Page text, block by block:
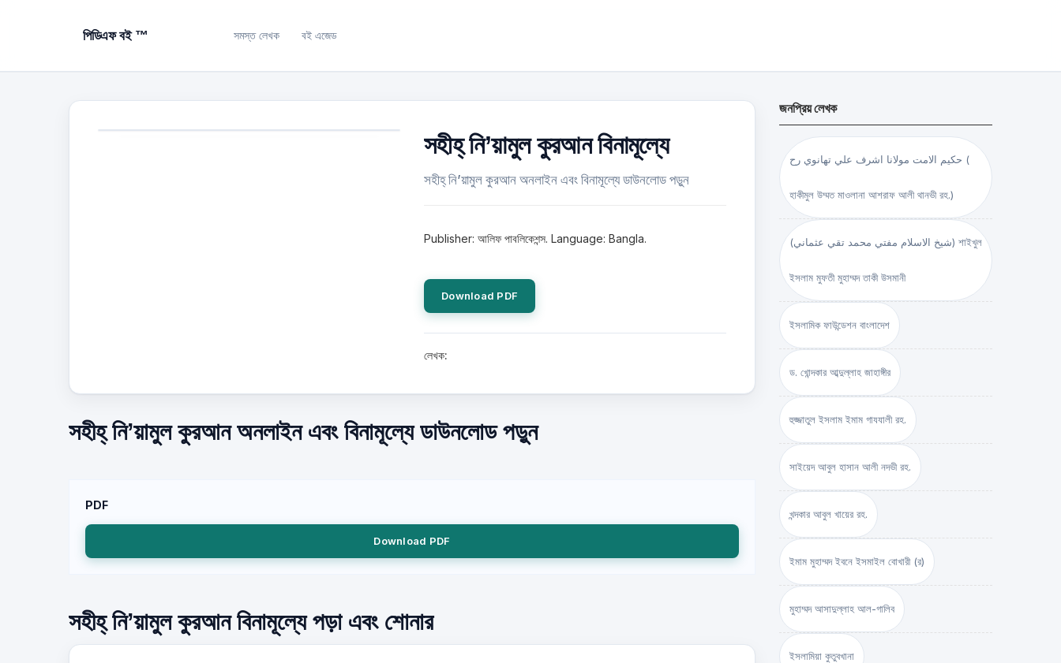
পিডিএফ বই ™ সমস্ত লেখক বই এজেড
সহীহ্‌ নি’য়ামুল কুরআন বিনামূল্যে
সহীহ্‌ নি’য়ামুল কুরআন অনলাইন এবং বিনামূল্যে ডাউনলোড পড়ুন
Publisher: আলিফ পাবলিকেশন্স. Language: Bangla.
Download PDF
লেখক:
সহীহ্‌ নি’য়ামুল কুরআন অনলাইন এবং বিনামূল্যে ডাউনলোড পড়ুন
PDF
Download PDF
সহীহ্‌ নি’য়ামুল কুরআন বিনামূল্যে পড়া এবং শোনার
জনপ্রিয় লেখক
حكيم الامت مولانا اشرف علي تهانوي رح (
হাকীমুল উম্মত মাওলানা আশরাফ আলী থানভী রহ.)
(شيخ الاسلام مفتي محمد تقي عثماني) শাইখুল
ইসলাম মুফতী মুহাম্মদ তাকী উসমানী
ইসলামিক ফাউন্ডেশন বাংলাদেশ
ড. খোন্দকার আব্দুল্লাহ জাহাঙ্গীর
হুজ্জাতুল ইসলাম ইমাম গাযযালী রহ.
সাইয়েদ আবুল হাসান আলী নদভী রহ.
খন্দকার আবুল খায়ের রহ.
ইমাম মুহাম্মদ ইবনে ইসমাইল বোখারী (র)
মুহাম্মদ আসাদুল্লাহ আল-গালিব
ইসলামিয়া কুতুবখানা